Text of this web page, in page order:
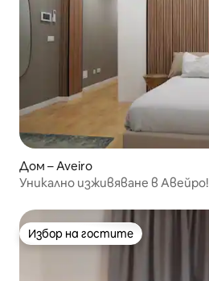
Дом – Aveiro
Уникално изживяване в Авейро!
Избор на гостите
Избор на гостите